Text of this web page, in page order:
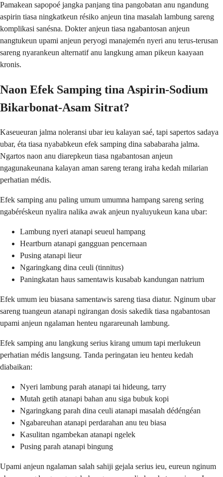
Pamakean sapopoé jangka panjang tina pangobatan anu ngandung
aspirin tiasa ningkatkeun résiko anjeun tina masalah lambung sareng
komplikasi sanésna. Dokter anjeun tiasa ngabantosan anjeun
nangtukeun upami anjeun peryogi manajemén nyeri anu terus-terusan
sareng nyarankeun alternatif anu langkung aman pikeun kaayaan
kronis.
Naon Efek Samping tina Aspirin-Sodium
Bikarbonat-Asam Sitrat?
Kaseueuran jalma noleransi ubar ieu kalayan saé, tapi sapertos sadaya
ubar, éta tiasa nyababkeun efek samping dina sababaraha jalma.
Ngartos naon anu diarepkeun tiasa ngabantosan anjeun
ngagunakeunana kalayan aman sareng terang iraha kedah milarian
perhatian médis.
Efek samping anu paling umum umumna hampang sareng sering
ngabéréskeun nyalira nalika awak anjeun nyaluyukeun kana ubar:
Lambung nyeri atanapi seueul hampang
Heartburn atanapi gangguan pencernaan
Pusing atanapi lieur
Ngaringkang dina ceuli (tinnitus)
Paningkatan haus samentawis kusabab kandungan natrium
Efek umum ieu biasana samentawis sareng tiasa diatur. Nginum ubar
sareng tuangeun atanapi ngirangan dosis sakedik tiasa ngabantosan
upami anjeun ngalaman henteu ngarareunah lambung.
Efek samping anu langkung serius kirang umum tapi merlukeun
perhatian médis langsung. Tanda peringatan ieu henteu kedah
diabaikan:
Nyeri lambung parah atanapi tai hideung, tarry
Mutah getih atanapi bahan anu siga bubuk kopi
Ngaringkang parah dina ceuli atanapi masalah dédéngéan
Ngabareuhan atanapi perdarahan anu teu biasa
Kasulitan ngambekan atanapi ngelek
Pusing parah atanapi bingung
Upami anjeun ngalaman salah sahiji gejala serius ieu, eureun nginum